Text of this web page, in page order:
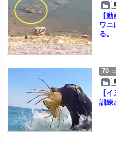
【
ワニ
る。
70
【
訓練